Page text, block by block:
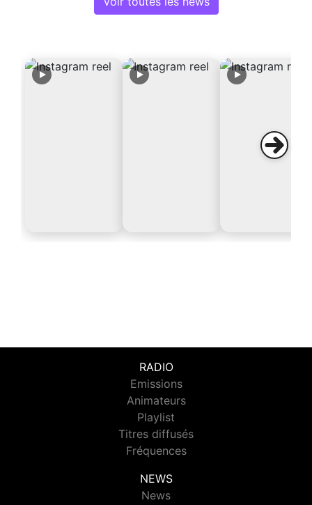
RADIO
Emissions
Animateurs
Playlist
Titres diffusés
Fréquences
NEWS
News